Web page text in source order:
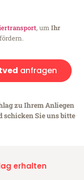
, um Ihr
anfragen
zu Ihrem Anliegen
schicken Sie uns bitte
erhalten